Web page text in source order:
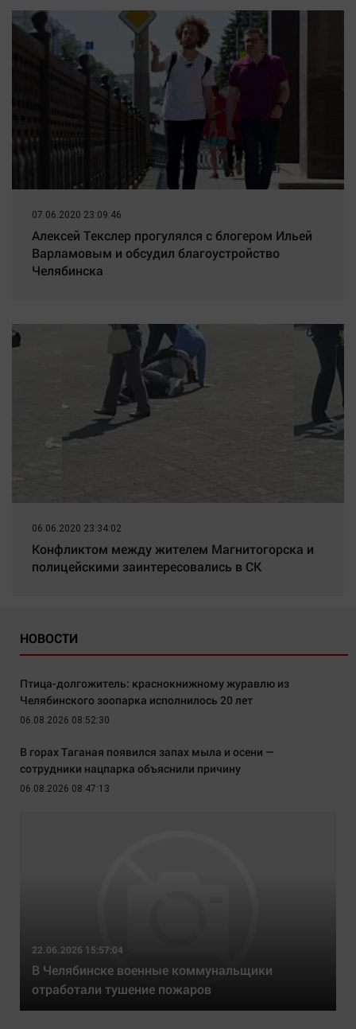
07.06.2020 23:09:46
Алексей Текслер прогулялся с блогером Ильей
Варламовым и обсудил благоустройство
Челябинска
06.06.2020 23:34:02
Конфликтом между жителем Магнитогорска и
полицейскими заинтересовались в СК
НОВОСТИ
Птица-долгожитель: краснокнижному журавлю из
Челябинского зоопарка исполнилось 20 лет
06.08.2026 08:52:30
В горах Таганая появился запах мыла и осени —
сотрудники нацпарка объяснили причину
06.08.2026 08:47:13
22.06.2026 15:57:04
В Челябинске военные коммунальщики
отработали тушение пожаров